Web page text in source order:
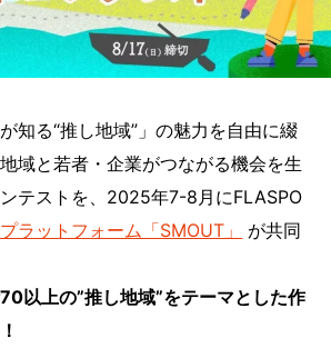
知る“推し地域”」の魅力を自由に綴
域と若者・企業がつながる機会を生
テストを、2025年7-8月にFLASPO
ラットフォーム「SMOUT」
が共同
以上の”推し地域”をテーマとした作